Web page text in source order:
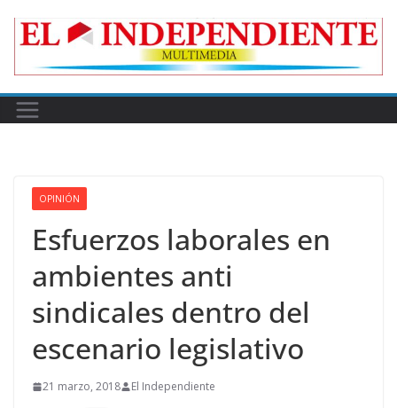
OPINIÓN
Esfuerzos laborales en
ambientes anti
sindicales dentro del
escenario legislativo
21 marzo, 2018 El Independiente